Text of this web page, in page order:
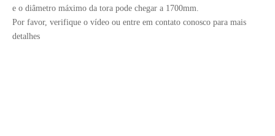
e o diâmetro máximo da tora pode chegar a 1700mm.
Por favor, verifique o vídeo ou entre em contato conosco para mais
detalhes